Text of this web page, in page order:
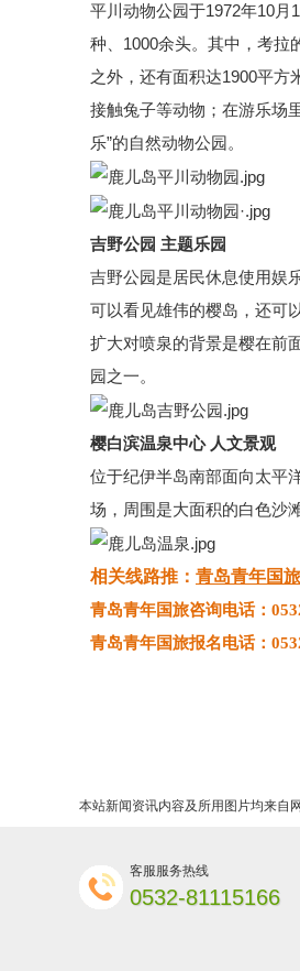
平川动物公园于1972年10月
种、1000余头。其中，考拉
之外，还有面积达1900平方
接触兔子等动物；在游乐场
乐”的自然动物公园。
吉野公园 主题乐园
吉野公园是居民休息使用娱
可以看见雄伟的樱岛，还可
扩大对喷泉的背景是樱在前
园之一。
樱白滨温泉中心 人文景观
位于纪伊半岛南部面向太平
场，周围是大面积的白色沙
相关线路推： 青岛青年国旅
青岛青年国旅咨询电话：
青岛青年国旅报名电话：
本站新闻资讯内容及所用图片均来自
客服服务热线
0532-81115166